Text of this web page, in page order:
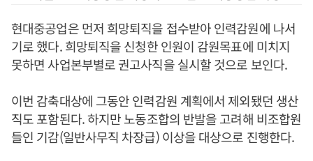
현대중공업은 먼저 희망퇴직을 접수받아 인력감원에 나서
기로 했다. 희망퇴직을 신청한 인원이 감원목표에 미치지
못하면 사업본부별로 권고사직을 실시할 것으로 보인다.
이번 감축대상에 그동안 인력감원 계획에서 제외됐던 생산
직도 포함된다. 하지만 노동조합의 반발을 고려해 비조합원
들인 기감(일반사무직 차장급) 이상을 대상으로 진행한다.